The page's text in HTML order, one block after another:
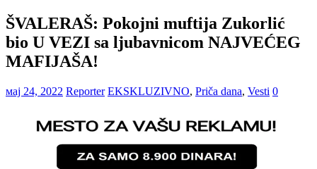
ŠVALERAŠ: Pokojni muftija Zukorlić
bio U VEZI sa ljubavnicom NAJVEĆEG
MAFIJAŠA!
мај 24, 2022 Reporter EKSKLUZIVNO, Priča dana, Vesti 0